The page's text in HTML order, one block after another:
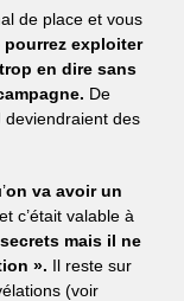
de place et vous
exploiter
en dire sans
De
deviendraient des
on va avoir un
c’était valable à
mais il ne
». Il reste sur
(voir